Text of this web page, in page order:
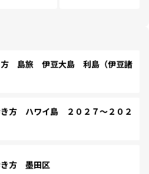
方 島旅 伊豆大島 利島（伊豆諸
方 ハワイ島 ２０２７～２０２
方 墨田区